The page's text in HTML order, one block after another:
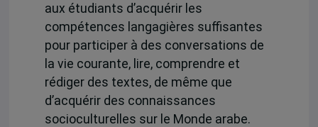
aux étudiants d’acquérir les
compétences langagières suffisantes
pour participer à des conversations de
la vie courante, lire, comprendre et
rédiger des textes, de même que
d’acquérir des connaissances
socioculturelles sur le Monde arabe.